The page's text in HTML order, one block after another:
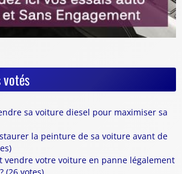
sa voiture diesel pour maximiser sa
la peinture de sa voiture avant de
vendre votre voiture en panne légalement